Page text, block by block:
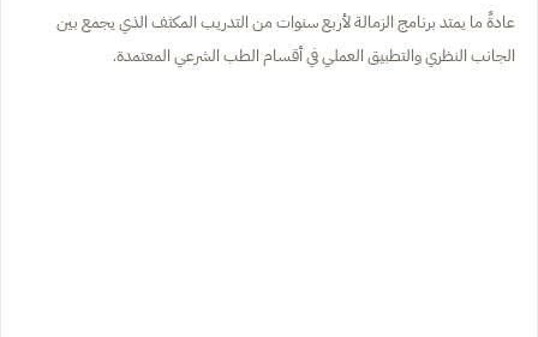
عادةً ما يمتد برنامج الزمالة لأربع سنوات من التدريب المكثف الذي يجمع بين
الجانب النظري والتطبيق العملي في أقسام الطب الشرعي المعتمدة.